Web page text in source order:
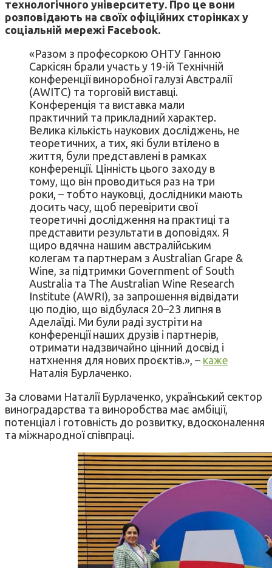
технологічного університету. Про це вони
розповідають на своїх офіційних сторінках у
соціальній мережі Facebook.
«Разом з професоркою ОНТУ Ганною
Саркісян брали участь у 19-ій Технічній
конференції виноробної галузі Австралії
(AWITC) та торговій виставці.
Конференція та виставка мали
практичний та прикладний характер.
Велика кількість наукових досліджень, не
теоретичних, а тих, які були втілено в
життя, були представлені в рамках
конференції. Цінність цього заходу в
тому, що він проводиться раз на три
роки, – тобто науковці, дослідники мають
досить часу, щоб перевірити свої
теоретичні дослідження на практиці та
представити результати в доповідях. Я
щиро вдячна нашим австралійським
колегам та партнерам з Australian Grape &
Wine, за підтримки Government of South
Australia та The Australian Wine Research
Institute (AWRI), за запрошення відвідати
цю подію, що відбулася 20–23 липня в
Аделаїді. Ми були раді зустріти на
конференції наших друзів і партнерів,
отримати надзвичайно цінний досвід і
натхнення для нових проєктів.», – каже
Наталія Бурлаченко.
За словами Наталії Бурлаченко, український сектор
виноградарства та виноробства має амбіції,
потенціал і готовність до розвитку, вдосконалення
та міжнародної співпраці.